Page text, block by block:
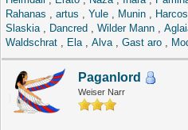
Rahanas , artus , Yule , Munin , Harcos
Slaskia, Dancred , Wilder Mann ,
Waldschrat , Ela, Alva, Gast aro ,
Paganlord
Weiser Narr